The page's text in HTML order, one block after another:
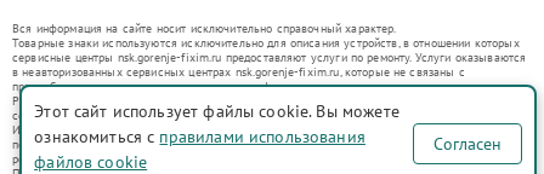
Вся информация на сайте носит исключительно справочный характер.
Товарные знаки используются исключительно для описания устройств, в отношении которых
сервисные центры nsk.gorenje-fixim.ru предоставляют услуги по ремонту. Услуги оказываются
в неавторизованных сервисных центрах nsk.gorenje-fixim.ru, которые не связаны с
правообладателями товарных знаков или их официальными представителями.
Ремонт осуществляется для устройств, уже введенных в гражданский оборот в соответствии
со статьей 1487 ГК РФ.
Использование товарных знаков не преследует цели индивидуализации услуг или введения
потребителей в заблуждение, а служит для информирования о предоставляемых услугах по
ремонту техники указанных брендов.
Этот сайт использует файлы cookie. Вы можете
ознакомиться с правилами использования
файлов cookie
Согласен